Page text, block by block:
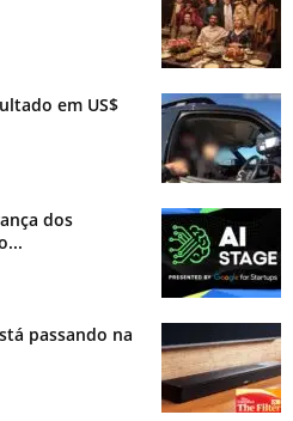
em US$
dos
passando na